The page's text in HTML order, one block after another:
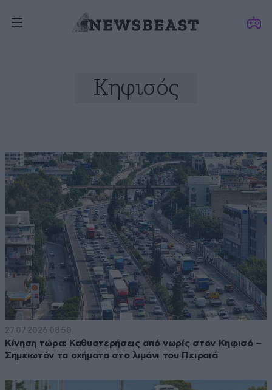
Κηφισός
27·07·2026 08:50
Κίνηση τώρα: Καθυστερήσεις από νωρίς στον Κηφισό –
Σημειωτόν τα οχήματα στο λιμάνι του Πειραιά